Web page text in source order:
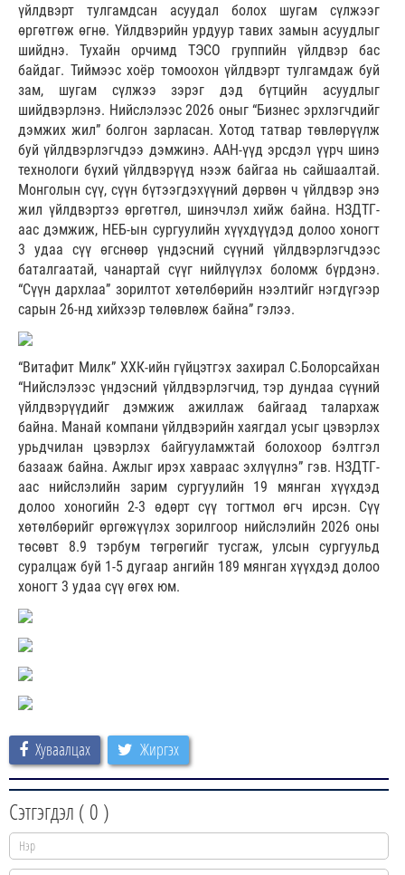
үйлдвэрт тулгамдсан асуудал болох шугам сүлжээг
өргөтгөж өгнө. Үйлдвэрийн урдуур тавих замын асуудлыг
шийднэ. Тухайн орчимд ТЭСО группийн үйлдвэр бас
байдаг. Тиймээс хоёр томоохон үйлдвэрт тулгамдаж буй
зам, шугам сүлжээ зэрэг дэд бүтцийн асуудлыг
шийдвэрлэнэ. Нийслэлээс 2026 оныг “Бизнес эрхлэгчдийг
дэмжих жил” болгон зарласан. Хотод татвар төвлөрүүлж
буй үйлдвэрлэгчдээ дэмжинэ. ААН-үүд эрсдэл үүрч шинэ
технологи бүхий үйлдвэрүүд нээж байгаа нь сайшаалтай.
Монголын сүү, сүүн бүтээгдэхүүний дөрвөн ч үйлдвэр энэ
жил үйлдвэртээ өргөтгөл, шинэчлэл хийж байна. НЗДТГ-
аас дэмжиж, НЕБ-ын сургуулийн хүүхдүүдэд долоо хоногт
3 удаа сүү өгснөөр үндэсний сүүний үйлдвэрлэгчдээс
баталгаатай, чанартай сүүг нийлүүлэх боломж бүрдэнэ.
“Сүүн дархлаа” зорилтот хөтөлбөрийн нээлтийг нэгдүгээр
сарын 26-нд хийхээр төлөвлөж байна” гэлээ.
“Витафит Милк” ХХК-ийн гүйцэтгэх захирал С.Болорсайхан
“Нийслэлээс үндэсний үйлдвэрлэгчид, тэр дундаа сүүний
үйлдвэрүүдийг дэмжиж ажиллаж байгаад талархаж
байна. Манай компани үйлдвэрийн хаягдал усыг цэвэрлэх
урьдчилан цэвэрлэх байгууламжтай болохоор бэлтгэл
базааж байна. Ажлыг ирэх хавраас эхлүүлнэ” гэв. НЗДТГ-
аас нийслэлийн зарим сургуулийн 19 мянган хүүхдэд
долоо хоногийн 2-3 өдөрт сүү тогтмол өгч ирсэн. Сүү
хөтөлбөрийг өргөжүүлэх зорилгоор нийслэлийн 2026 оны
төсөвт 8.9 тэрбум төгрөгийг тусгаж, улсын сургуульд
суралцаж буй 1-5 дугаар ангийн 189 мянган хүүхдэд долоо
хоногт 3 удаа сүү өгөх юм.
Хуваалцах Жиргэх
Сэтгэгдэл ( 0 )